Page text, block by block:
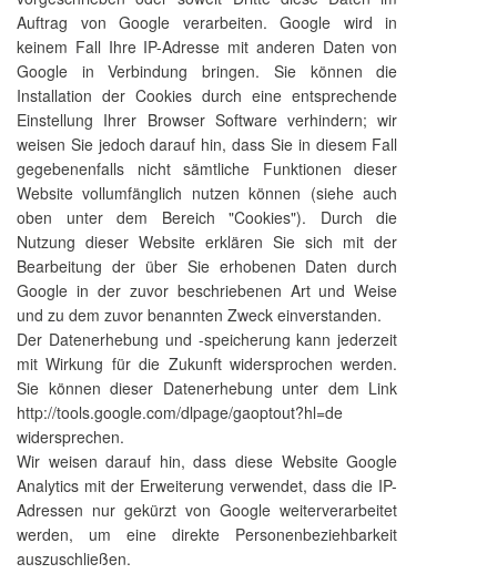
Auftrag von Google verarbeiten. Google wird in
keinem Fall Ihre IP-Adresse mit anderen Daten von
Google in Verbindung bringen. Sie können die
Installation der Cookies durch eine entsprechende
Einstellung Ihrer Browser Software verhindern; wir
weisen Sie jedoch darauf hin, dass Sie in diesem Fall
gegebenenfalls nicht sämtliche Funktionen dieser
Website vollumfänglich nutzen können (siehe auch
oben unter dem Bereich "Cookies"). Durch die
Nutzung dieser Website erklären Sie sich mit der
Bearbeitung der über Sie erhobenen Daten durch
Google in der zuvor beschriebenen Art und Weise
und zu dem zuvor benannten Zweck einverstanden.
Der Datenerhebung und -speicherung kann jederzeit
mit Wirkung für die Zukunft widersprochen werden.
Sie können dieser Datenerhebung unter dem Link
http://tools.google.com/dlpage/gaoptout?hl=de
widersprechen.
Wir weisen darauf hin, dass diese Website Google
Analytics mit der Erweiterung verwendet, dass die IP-
Adressen nur gekürzt von Google weiterverarbeitet
werden, um eine direkte Personenbeziehbarkeit
auszuschließen.